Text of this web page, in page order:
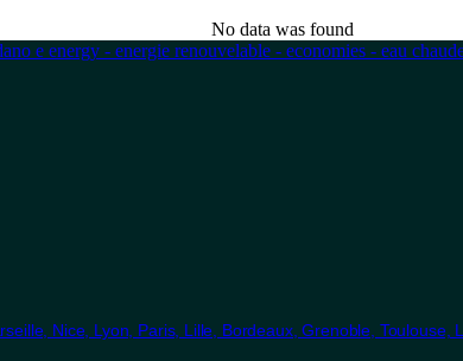
No data was found
Nice, Lyon, Paris, Lille, Bordeaux, Grenoble, Toulouse,